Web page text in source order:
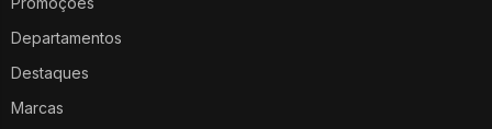
Departamentos
Destaques
Marcas